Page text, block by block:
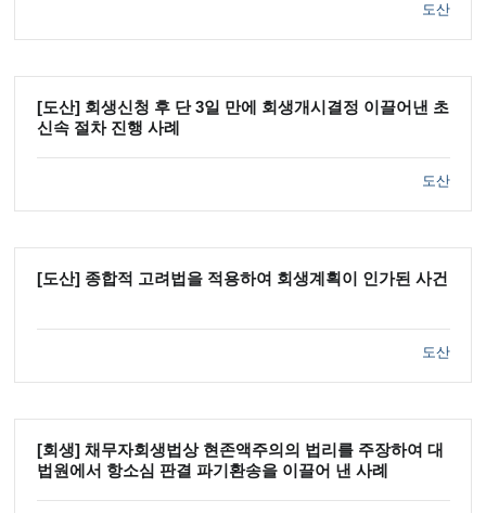
도산
[도산] 회생신청 후 단 3일 만에 회생개시결정 이끌어낸 초
신속 절차 진행 사례
도산
[도산] 종합적 고려법을 적용하여 회생계획이 인가된 사건
도산
[회생] 채무자회생법상 현존액주의의 법리를 주장하여 대
법원에서 항소심 판결 파기환송을 이끌어 낸 사례